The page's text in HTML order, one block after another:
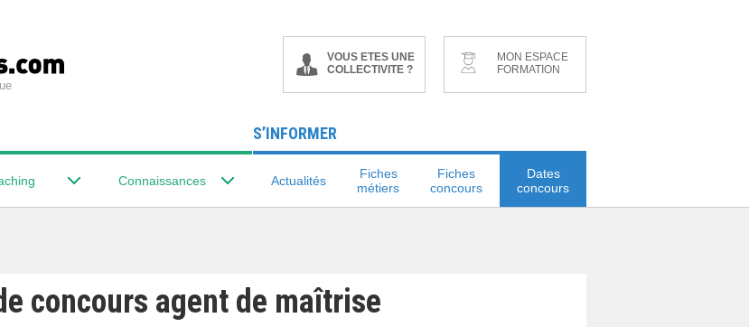
VOUS ETES UNE
COLLECTIVITE ?
MON ESPACE
FORMATION
Connaissances
S’INFORMER
Actualités
Fiches
métiers
Fiches
concours
Dates
concours
concours agent de maîtrise